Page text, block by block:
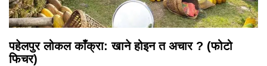
पहेलपुर लोकल काँक्रा: खाने होइन त अचार ? (फोटो
फिचर)